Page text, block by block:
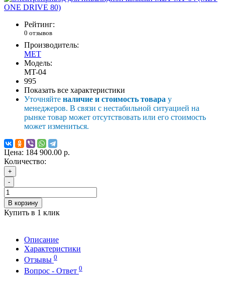
Рейтинг:
0 отзывов
Производитель:
MET
Модель:
MT-04
995
Показать все характеристики
Уточняйте наличие и стоимость товара у
менеджеров. В связи с нестабильной ситуацией на
рынке товар может отсутствовать или его стоимость
может измениться.
Цена: 184 900.00 р.
Количество:
+
-
В корзину
Купить в 1 клик
Описание
Характеристики
Отзывы 0
Вопрос - Ответ 0